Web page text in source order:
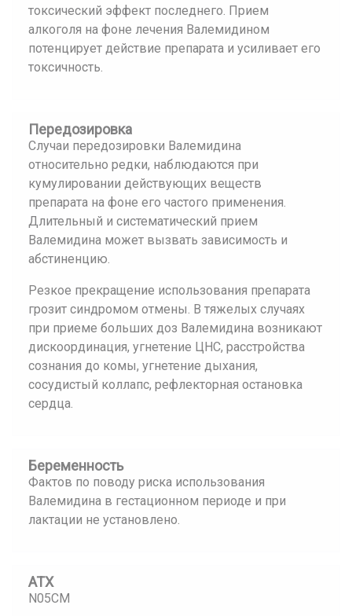
токсический эффект последнего. Прием
алкоголя на фоне лечения Валемидином
потенцирует действие препарата и усиливает его
токсичность.
Передозировка
Случаи передозировки Валемидина
относительно редки, наблюдаются при
кумулировании действующих веществ
препарата на фоне его частого применения.
Длительный и систематический прием
Валемидина может вызвать зависимость и
абстиненцию.
Резкое прекращение использования препарата
грозит синдромом отмены. В тяжелых случаях
при приеме больших доз Валемидина возникают
дискоординация, угнетение ЦНС, расстройства
сознания до комы, угнетение дыхания,
сосудистый коллапс, рефлекторная остановка
сердца.
Беременность
Фактов по поводу риска использования
Валемидина в гестационном периоде и при
лактации не установлено.
АТХ
N05CM